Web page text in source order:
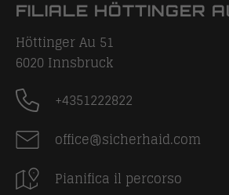
FILIALE HÖTTINGER
Höttinger Au 51
6020 Innsbruck
+4351222822
office@sicherhaid.com
Pianifica il percorso